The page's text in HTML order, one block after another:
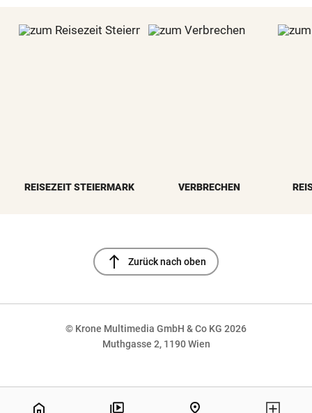
REISEZEIT STEIERMARK VERBRECHEN
north Zurück nach oben
© Krone Multimedia GmbH & Co KG 2026
Muthgasse 2, 1190 Wien
home pin_drop
NaN%